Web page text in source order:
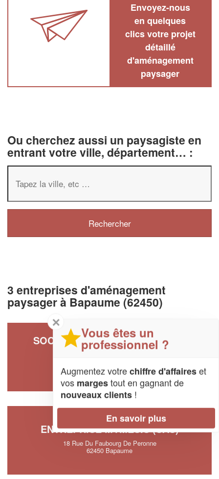
Envoyez-nous
en quelques
clics votre projet
détaillé
d'aménagement
paysager
Ou cherchez aussi un paysagiste en
entrant votre ville, département… :
3 entreprises d'aménagement
paysager à Bapaume (62450)
SOCIÉTÉ ASS BAPAUME RELAIS
INSERTION FORMATION
62450 Bapaume
ENTREPRISE MYMESIS (SAS)
18 Rue Du Faubourg De Peronne
62450 Bapaume
✕
Vous êtes un
professionnel ?
Augmentez votrechiffre d'affaireset
vos margestout en gagnant de
nouveaux clients !
En savoir plus